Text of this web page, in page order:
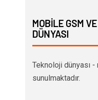
MOBILE GSM
DÜNYASI
Teknoloji dünyası
sunulmaktadır.